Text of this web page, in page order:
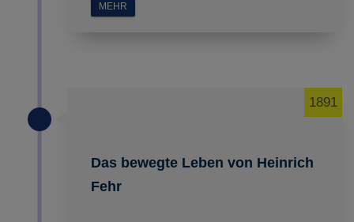
MEHR
Das bewegte Leben von Heinrich
Fehr
1891